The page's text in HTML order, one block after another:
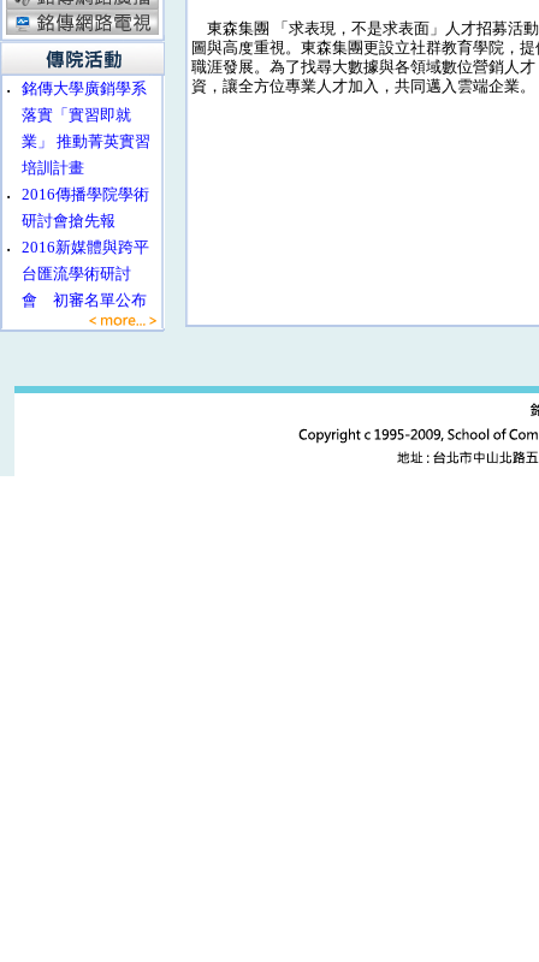
‧
銘傳大學廣銷學系
落實「實習即就
業」 推動菁英實習
培訓計畫
‧
2016傳播學院學術
研討會搶先報
‧
2016新媒體與跨平
台匯流學術研討
會 初審名單公布
東森集團 「求表現，不是求表面」人才招募活
圖與高度重視。東森集團更設立社群教育學院，
職涯發展。為了找尋大數據與各領域數位營銷人
資，讓全方位專業人才加入，共同邁入雲端企業。